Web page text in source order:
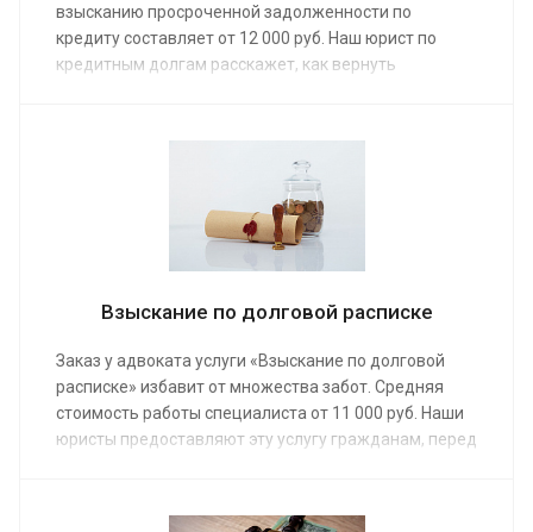
взысканию просроченной задолженности по
кредиту составляет от 12 000 руб. Наш юрист по
кредитным долгам расскажет, как вернуть
на его услуги. Помощь предоставляется тем, кто
только собирается получать кредит и должникам с
просрочками в выплате займа.
Взыскание по долговой расписке
Заказ у адвоката услуги «Взыскание по долговой
расписке» избавит от множества забот. Средняя
стоимость работы специалиста от 11 000 руб. Наши
юристы предоставляют эту услугу гражданам, перед
вероятность вернуть себе утраченное.